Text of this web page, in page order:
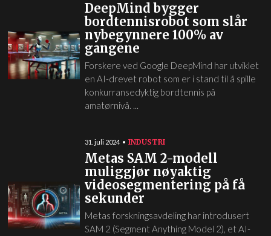
DeepMind bygger
bordtennisrobot som slår
nybegynnere 100% av
gangene
Forskere ved Google DeepMind har utviklet
en AI-drevet robot som er i stand til å spille
konkurransedyktig bordtennis på
amatørnivå. ...
31. juli 2024 INDUSTRI
Metas SAM 2-modell
muliggjør nøyaktig
videosegmentering på få
sekunder
Metas forskningsavdeling har introdusert
SAM 2 (Segment Anything Model 2), et AI-